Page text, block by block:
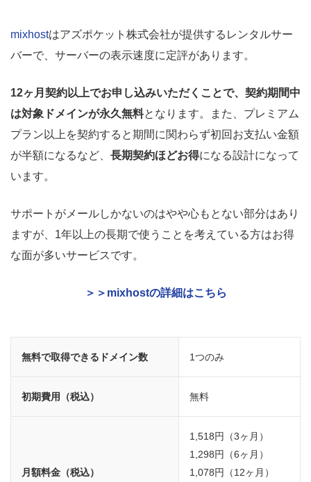
mixhostはアズポケット株式会社が提供するレンタルサー
バーで、サーバーの表示速度に定評があります。
12ヶ月契約以上でお申し込みいただくことで、契約期間中
は対象ドメインが永久無料となります。また、プレミアム
プラン以上を契約すると期間に関わらず初回お支払い金額
が半額になるなど、 長期契約ほどお得になる設計になって
います。
サポートがメールしかないのはやや心もとない部分はあり
ますが、1年以上の長期で使うことを考えている方はお得
な面が多いサービスです。
＞＞mixhostの詳細はこちら
無料で取得できるドメイン数 1つのみ
初期費用（税込） 無料
月額料金（税込）
1,518円（3ヶ月）
1,298円（6ヶ月）
1,078円（12ヶ月）